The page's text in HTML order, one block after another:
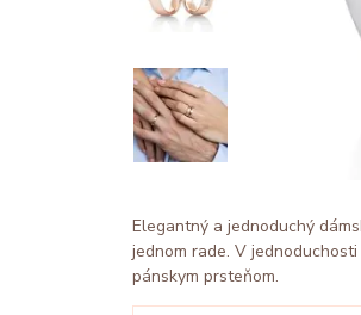
Elegantný a jednoduchý
jednom rade. V
pánskym prsteňom.